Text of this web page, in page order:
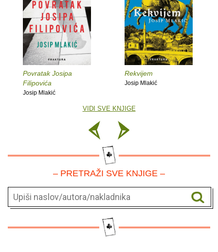
Povratak Josipa
Filipovića
Josip Mlakić
Rekvijem
Josip Mlakić
VIDI SVE KNJIGE
– PRETRAŽI SVE KNJIGE –